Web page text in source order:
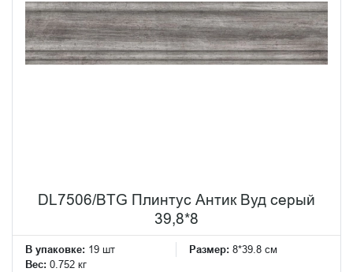
DL7506/BTG Плинтус Антик Вуд серый
39,8*8
В упаковке: 19 шт Размер: 8*39.8 см
Вес: 0.752 кг